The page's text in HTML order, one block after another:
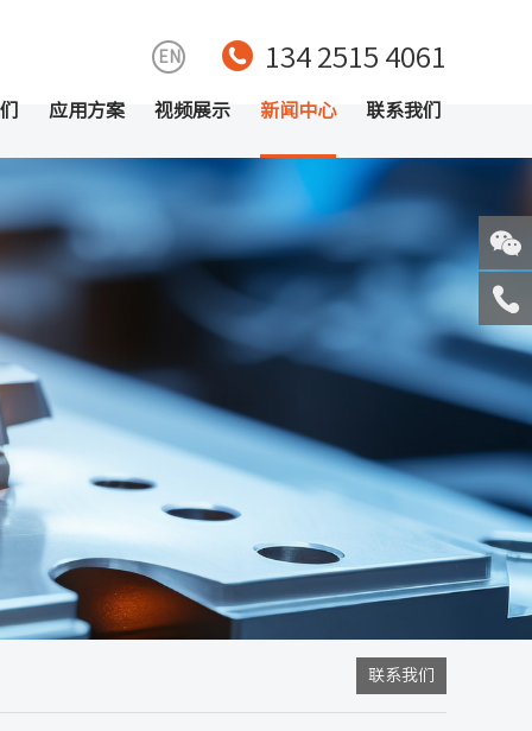
134 2515 4061
EN
应用方案 视频展示 新闻中心 联系我们
联系我们
关注
微信
服务
顶部